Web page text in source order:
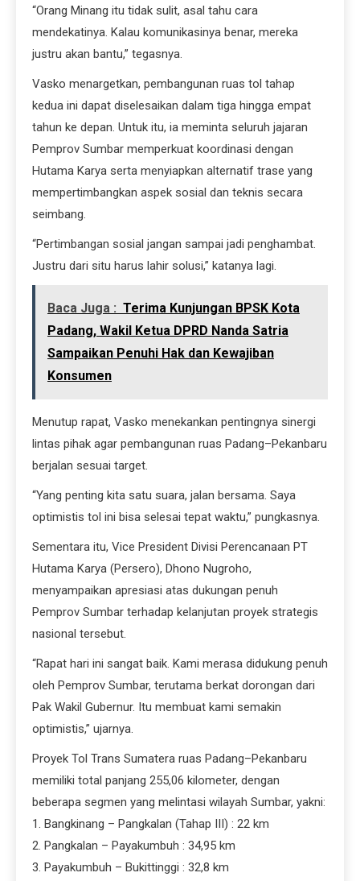
“Orang Minang itu tidak sulit, asal tahu cara
mendekatinya. Kalau komunikasinya benar, mereka
justru akan bantu,” tegasnya.
Vasko menargetkan, pembangunan ruas tol tahap
kedua ini dapat diselesaikan dalam tiga hingga empat
tahun ke depan. Untuk itu, ia meminta seluruh jajaran
Pemprov Sumbar memperkuat koordinasi dengan
Hutama Karya serta menyiapkan alternatif trase yang
mempertimbangkan aspek sosial dan teknis secara
seimbang.
“Pertimbangan sosial jangan sampai jadi penghambat.
Justru dari situ harus lahir solusi,” katanya lagi.
Baca Juga : Terima Kunjungan BPSK Kota
Padang, Wakil Ketua DPRD Nanda Satria
Sampaikan Penuhi Hak dan Kewajiban
Konsumen
Menutup rapat, Vasko menekankan pentingnya sinergi
lintas pihak agar pembangunan ruas Padang–Pekanbaru
berjalan sesuai target.
“Yang penting kita satu suara, jalan bersama. Saya
optimistis tol ini bisa selesai tepat waktu,” pungkasnya.
Sementara itu, Vice President Divisi Perencanaan PT
Hutama Karya (Persero), Dhono Nugroho,
menyampaikan apresiasi atas dukungan penuh
Pemprov Sumbar terhadap kelanjutan proyek strategis
nasional tersebut.
“Rapat hari ini sangat baik. Kami merasa didukung penuh
oleh Pemprov Sumbar, terutama berkat dorongan dari
Pak Wakil Gubernur. Itu membuat kami semakin
optimistis,” ujarnya.
Proyek Tol Trans Sumatera ruas Padang–Pekanbaru
memiliki total panjang 255,06 kilometer, dengan
beberapa segmen yang melintasi wilayah Sumbar, yakni:
1. Bangkinang – Pangkalan (Tahap III) : 22 km
2. Pangkalan – Payakumbuh : 34,95 km
3. Payakumbuh – Bukittinggi : 32,8 km